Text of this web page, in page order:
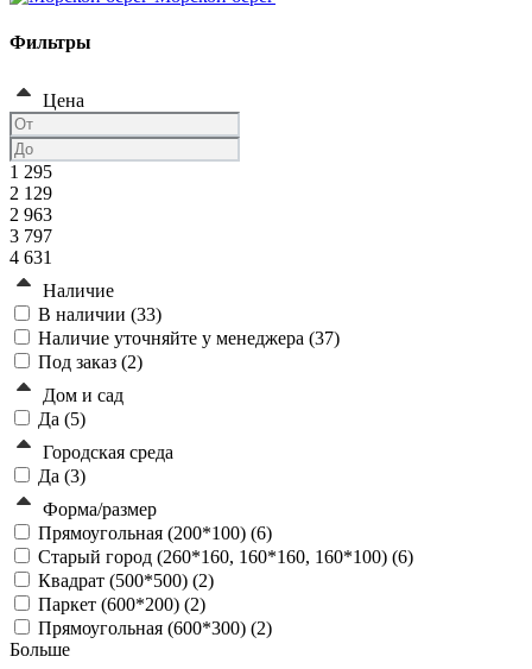
Фильтры
Цена
1 295
2 129
2 963
3 797
4 631
Наличие
В наличии (33)
Наличие уточняйте у менеджера (37)
Под заказ (2)
Дом и сад
Да (5)
Городская среда
Да (3)
Форма/размер
Прямоугольная (200*100) (6)
Старый город (260*160, 160*160, 160*100) (6)
Квадрат (500*500) (2)
Паркет (600*200) (2)
Прямоугольная (600*300) (2)
Больше